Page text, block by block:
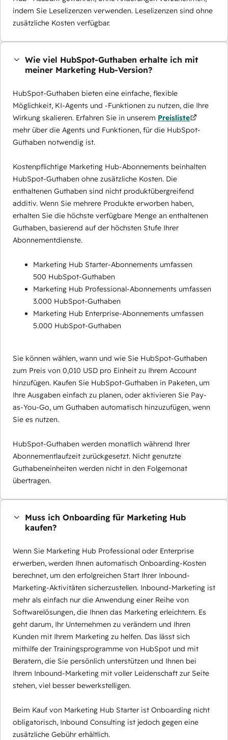
indem Sie Leselizenzen verwenden. Leselizenzen sind ohne
zusätzliche Kosten verfügbar.
Wie viel HubSpot-Guthaben erhalte ich mit
meiner Marketing Hub-Version?
HubSpot-Guthaben bieten eine einfache, flexible
Möglichkeit, KI-Agents und -Funktionen zu nutzen, die Ihre
Wirkung skalieren. Erfahren Sie in unserem Preisliste
mehr über die Agents und Funktionen, für die HubSpot-
Guthaben notwendig ist.
Kostenpflichtige Marketing Hub-Abonnements beinhalten
HubSpot-Guthaben ohne zusätzliche Kosten. Die
enthaltenen Guthaben sind nicht produktübergreifend
additiv. Wenn Sie mehrere Produkte erworben haben,
erhalten Sie die höchste verfügbare Menge an enthaltenen
Guthaben, basierend auf der höchsten Stufe Ihrer
Abonnementdienste.
Marketing Hub Starter-Abonnements umfassen
500 HubSpot-Guthaben
Marketing Hub Professional-Abonnements umfassen
3.000 HubSpot-Guthaben
Marketing Hub Enterprise-Abonnements umfassen
5.000 HubSpot-Guthaben
Sie können wählen, wann und wie Sie HubSpot-Guthaben
zum Preis von 0,010 USD pro Einheit zu Ihrem Account
hinzufügen. Kaufen Sie HubSpot-Guthaben in Paketen, um
Ihre Ausgaben einfach zu planen, oder aktivieren Sie Pay-
as-You-Go, um Guthaben automatisch hinzuzufügen, wenn
Sie es nutzen.
HubSpot-Guthaben werden monatlich während Ihrer
Abonnementlaufzeit zurückgesetzt. Nicht genutzte
Guthabeneinheiten werden nicht in den Folgemonat
übertragen.
Muss ich Onboarding für Marketing Hub
kaufen?
Wenn Sie Marketing Hub Professional oder Enterprise
erwerben, werden Ihnen automatisch Onboarding-Kosten
berechnet, um den erfolgreichen Start Ihrer Inbound-
Marketing-Aktivitäten sicherzustellen. Inbound-Marketing ist
mehr als einfach nur die Anwendung einer Reihe von
Softwarelösungen, die Ihnen das Marketing erleichtern. Es
geht darum, Ihr Unternehmen zu verändern und Ihren
Kunden mit Ihrem Marketing zu helfen. Das lässt sich
mithilfe der Trainingsprogramme von HubSpot und mit
Beratern, die Sie persönlich unterstützen und Ihnen bei
Ihrem Inbound-Marketing mit voller Leidenschaft zur Seite
stehen, viel besser bewerkstelligen.
Beim Kauf von Marketing Hub Starter ist Onboarding nicht
obligatorisch, Inbound Consulting ist jedoch gegen eine
zusätzliche Gebühr erhältlich.